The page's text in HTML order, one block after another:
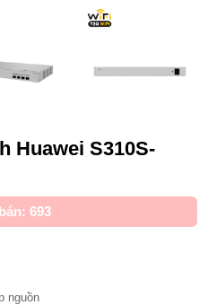
Huawei S310S-
693
nguồn